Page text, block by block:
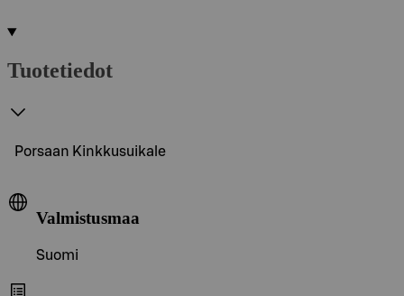
Tuotetiedot
Porsaan Kinkkusuikale
Valmistusmaa
Suomi